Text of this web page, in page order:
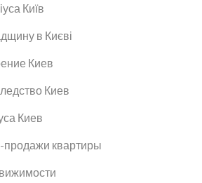
Київ
в Києві
Киев
Киев
Киев
продажи квартиры